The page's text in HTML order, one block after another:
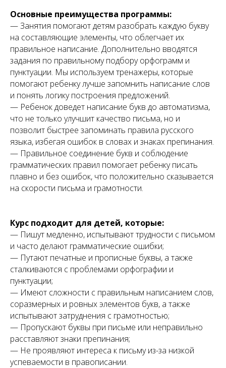
Основные преимущества программы:
— Занятия помогают детям разобрать каждую букву
на составляющие элементы, что облегчает их
правильное написание. Дополнительно вводятся
задания по правильному подбору орфограмм и
пунктуации. Мы используем тренажеры, которые
помогают ребенку лучше запомнить написание слов
и понять логику построения предложений.
— Ребенок доведет написание букв до автоматизма,
что не только улучшит качество письма, но и
позволит быстрее запоминать правила русского
языка, избегая ошибок в словах и знаках препинания.
— Правильное соединение букв и соблюдение
грамматических правил помогает ребенку писать
плавно и без ошибок, что положительно сказывается
на скорости письма и грамотности.
Курс подходит для детей, которые:
— Пишут медленно, испытывают трудности с письмом
и часто делают грамматические ошибки;
— Путают печатные и прописные буквы, а также
сталкиваются с проблемами орфографии и
пунктуации;
— Имеют сложности с правильным написанием слов,
соразмерных и ровных элементов букв, а также
испытывают затруднения с грамотностью;
— Пропускают буквы при письме или неправильно
расставляют знаки препинания;
— Не проявляют интереса к письму из-за низкой
успеваемости в правописании.